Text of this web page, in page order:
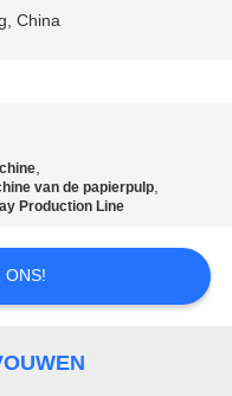
China
,
van de papierpulp,
Production Line
ONS!